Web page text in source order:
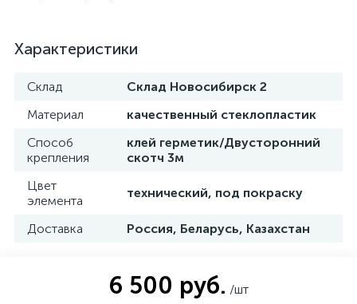
Характеристики
Склад
Склад Новосибирск 2
Материал
качественный стеклопластик
Способ
крепления
клей герметик/Двусторонний
скотч 3м
Цвет
элемента
технический, под покраску
Доставка Россия, Беларусь, Казахстан
6 500 руб. /шт